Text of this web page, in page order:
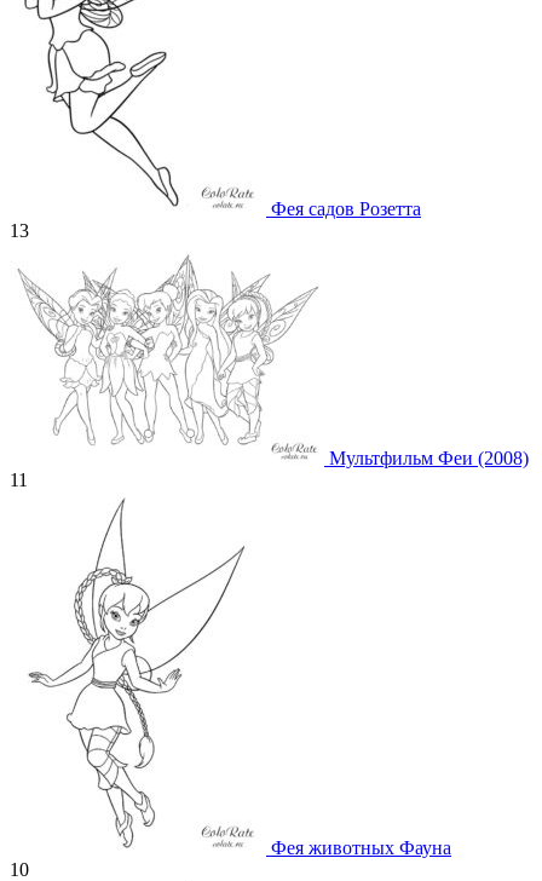
Фея садов Розетта
13
Мультфильм Феи (2008)
11
Фея животных Фауна
10